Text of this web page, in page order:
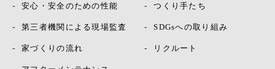
安心・安全のための性能
第三者機関による現場監査
家づくりの流れ
つくり手たち
SDGsへの取り組み
リクルート